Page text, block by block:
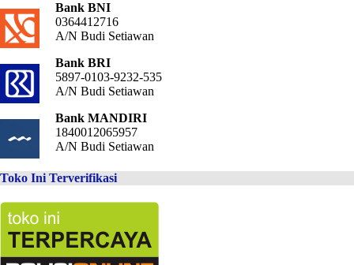
Bank BNI
0364412716
A/N Budi Setiawan
Bank BRI
5897-0103-9232-535
A/N Budi Setiawan
Bank MANDIRI
1840012065957
A/N Budi Setiawan
Toko Ini Terverifikasi